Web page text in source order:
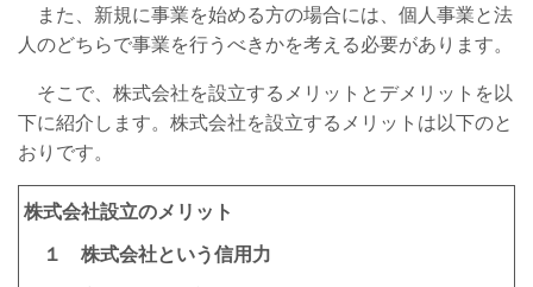
また、新規に事業を始める方の場合には、個人事業と法
人のどちらで事業を行うべきかを考える必要があります。
そこで、株式会社を設立するメリットとデメリットを以
下に紹介します。株式会社を設立するメリットは以下のと
おりです。
株式会社設立のメリット
１ 株式会社という信用力